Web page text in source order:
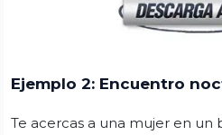
Ejemplo 2: Encuentro
Te acercas a una mujer en un